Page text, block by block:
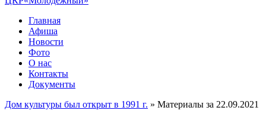
Главная
Афиша
Новости
Фото
О нас
Контакты
Документы
Дом культуры был открыт в 1991 г. » Материалы за 22.09.2021